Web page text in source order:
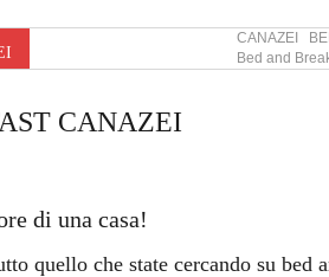
CANAZEI
Bed and
CANAZEI
di una casa!
quello che state cercando su bed